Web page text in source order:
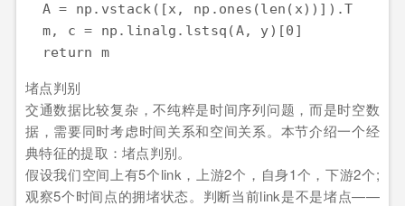
  A = np.vstack([x, np.ones(len(x))]).T
  m, c = np.linalg.lstsq(A, y)[0]
堵点判别
交通数据比较复杂，不纯粹是时间序列问题，而是时空数
据，需要同时考虑时间关系和空间关系。本节介绍一个经
典特征的提取：堵点判别。
假设我们空间上有5个link，上游2个，自身1个，下游2个;
观察5个时间点的拥堵状态。判断当前link是不是堵点——